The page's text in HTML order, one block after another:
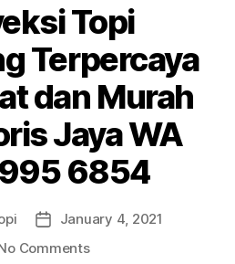
Topi
Terpercaya
dan Murah
Jaya WA
6854
PostJanuary 4, 2021
Commentson